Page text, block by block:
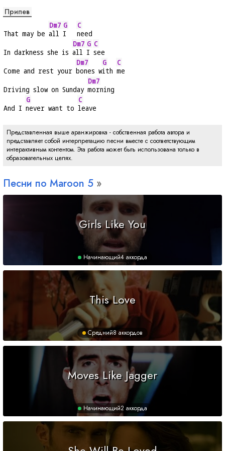
Припев
That may be
Dm7
all
G
I
C
need
In darkness she is
Dm7
all
G
I
C
see
Come and rest your
Dm7
bones w
G
ith
C
me
Driving slow on Sunday
Dm7
morning
And I
G
never want to
C
leave
Представленная выше аранжировка - собственная работа автора и
представляет собой интерпретацию песни вместе с соответствующим
интерактивным контентом. Эта работа может быть использована только в
образовательных целях.
Песни по Maroon 5
Girls Like You
Начинающий4 аккорда
This Love
Средний8 аккордов
Moves Like Jagger
Начинающий2 аккорда